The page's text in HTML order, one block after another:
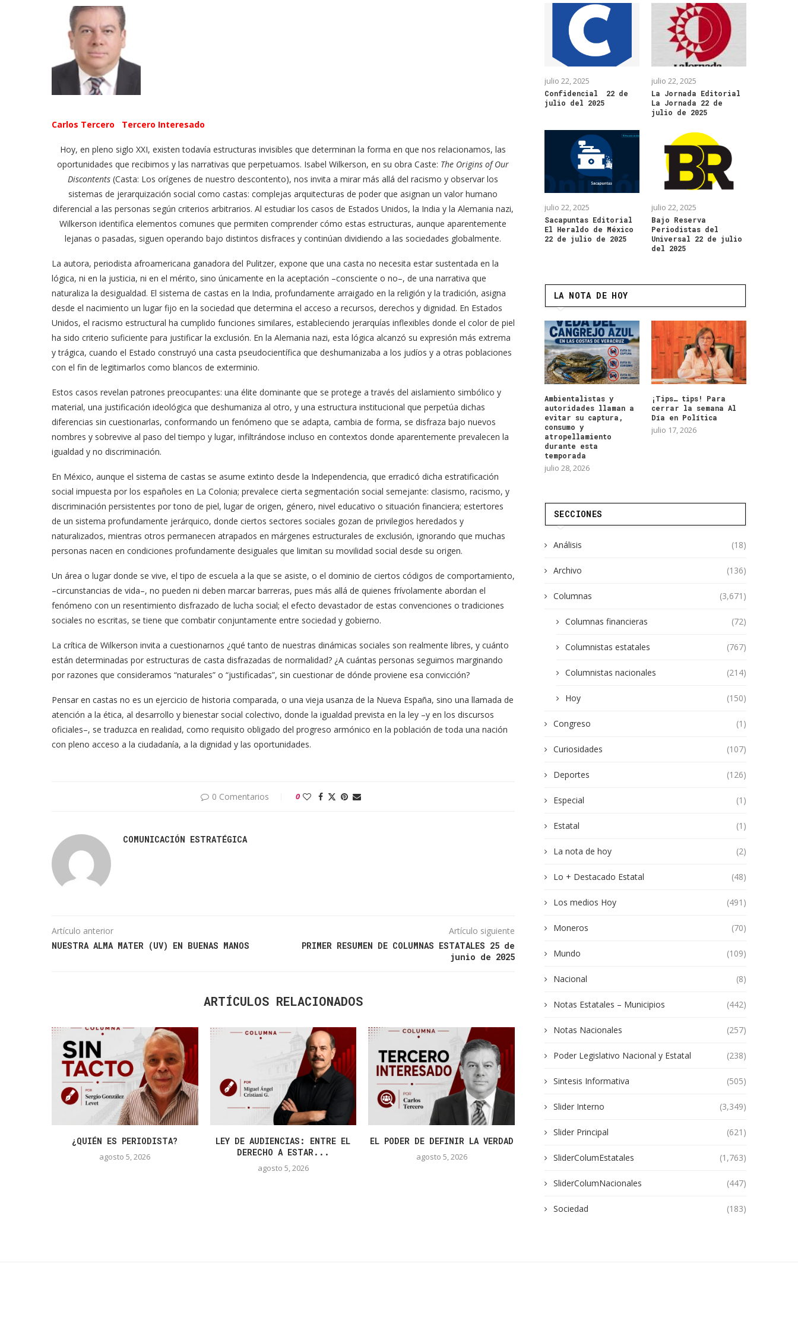
Carlos Tercero Tercero Interesado
Hoy, en pleno siglo XXI, existen todavía estructuras invisibles que determinan la forma en que nos relacionamos, las
oportunidades que recibimos y las narrativas que perpetuamos. Isabel Wilkerson, en su obra Caste: The Origins of Our
Discontents (Casta: Los orígenes de nuestro descontento), nos invita a mirar más allá del racismo y observar los
sistemas de jerarquización social como castas: complejas arquitecturas de poder que asignan un valor humano
diferencial a las personas según criterios arbitrarios. Al estudiar los casos de Estados Unidos, la India y la Alemania nazi,
Wilkerson identifica elementos comunes que permiten comprender cómo estas estructuras, aunque aparentemente
lejanas o pasadas, siguen operando bajo distintos disfraces y continúan dividiendo a las sociedades globalmente.
La autora, periodista afroamericana ganadora del Pulitzer, expone que una casta no necesita estar sustentada en la
lógica, ni en la justicia, ni en el mérito, sino únicamente en la aceptación –consciente o no–, de una narrativa que
naturaliza la desigualdad. El sistema de castas en la India, profundamente arraigado en la religión y la tradición, asigna
desde el nacimiento un lugar fijo en la sociedad que determina el acceso a recursos, derechos y dignidad. En Estados
Unidos, el racismo estructural ha cumplido funciones similares, estableciendo jerarquías inflexibles donde el color de piel
ha sido criterio suficiente para justificar la exclusión. En la Alemania nazi, esta lógica alcanzó su expresión más extrema
y trágica, cuando el Estado construyó una casta pseudocientífica que deshumanizaba a los judíos y a otras poblaciones
con el fin de legitimarlos como blancos de exterminio.
Estos casos revelan patrones preocupantes: una élite dominante que se protege a través del aislamiento simbólico y
material, una justificación ideológica que deshumaniza al otro, y una estructura institucional que perpetúa dichas
diferencias sin cuestionarlas, conformando un fenómeno que se adapta, cambia de forma, se disfraza bajo nuevos
nombres y sobrevive al paso del tiempo y lugar, infiltrándose incluso en contextos donde aparentemente prevalecen la
igualdad y no discriminación.
En México, aunque el sistema de castas se asume extinto desde la Independencia, que erradicó dicha estratificación
social impuesta por los españoles en La Colonia; prevalece cierta segmentación social semejante: clasismo, racismo, y
discriminación persistentes por tono de piel, lugar de origen, género, nivel educativo o situación financiera; estertores
de un sistema profundamente jerárquico, donde ciertos sectores sociales gozan de privilegios heredados y
naturalizados, mientras otros permanecen atrapados en márgenes estructurales de exclusión, ignorando que muchas
personas nacen en condiciones profundamente desiguales que limitan su movilidad social desde su origen.
Un área o lugar donde se vive, el tipo de escuela a la que se asiste, o el dominio de ciertos códigos de comportamiento,
–circunstancias de vida–, no pueden ni deben marcar barreras, pues más allá de quienes frívolamente abordan el
fenómeno con un resentimiento disfrazado de lucha social; el efecto devastador de estas convenciones o tradiciones
sociales no escritas, se tiene que combatir conjuntamente entre sociedad y gobierno.
La crítica de Wilkerson invita a cuestionarnos ¿qué tanto de nuestras dinámicas sociales son realmente libres, y cuánto
están determinadas por estructuras de casta disfrazadas de normalidad? ¿A cuántas personas seguimos marginando
por razones que consideramos “naturales” o “justificadas”, sin cuestionar de dónde proviene esa convicción?
Pensar en castas no es un ejercicio de historia comparada, o una vieja usanza de la Nueva España, sino una llamada de
atención a la ética, al desarrollo y bienestar social colectivo, donde la igualdad prevista en la ley –y en los discursos
oficiales–, se traduzca en realidad, como requisito obligado del progreso armónico en la población de toda una nación
con pleno acceso a la ciudadanía, a la dignidad y las oportunidades.
0 Comentarios 0
COMUNICACIÓN ESTRATÉGICA
Artículo anterior
NUESTRA ALMA MATER (UV) EN BUENAS MANOS
Artículo siguiente
PRIMER RESUMEN DE COLUMNAS ESTATALES 25 de
junio de 2025
ARTÍCULOS RELACIONADOS
¿QUIÉN ES PERIODISTA?
agosto 5, 2026
LEY DE AUDIENCIAS: ENTRE EL
DERECHO A ESTAR...
agosto 5, 2026
EL PODER DE DEFINIR LA VERDAD
agosto 5, 2026
julio 22, 2025
Confidencial 22 de
julio del 2025
julio 22, 2025
La Jornada Editorial
La Jornada 22 de
julio de 2025
julio 22, 2025
Sacapuntas Editorial
El Heraldo de México
22 de julio de 2025
julio 22, 2025
Bajo Reserva
Periodistas del
Universal 22 de julio
del 2025
LA NOTA DE HOY
Ambientalistas y
autoridades llaman a
evitar su captura,
consumo y
atropellamiento
durante esta
temporada
julio 28, 2026
¡Tips… tips! Para
cerrar la semana Al
Día en Política
julio 17, 2026
SECCIONES
Análisis (18)
Archivo (136)
Columnas (3,671)
Columnas financieras (72)
Columnistas estatales (767)
Columnistas nacionales (214)
Hoy (150)
Congreso (1)
Curiosidades (107)
Deportes (126)
Especial (1)
Estatal (1)
La nota de hoy (2)
Lo + Destacado Estatal (48)
Los medios Hoy (491)
Moneros (70)
Mundo (109)
Nacional (8)
Notas Estatales – Municipios (442)
Notas Nacionales (257)
Poder Legislativo Nacional y Estatal (238)
Sintesis Informativa (505)
Slider Interno (3,349)
Slider Principal (621)
SliderColumEstatales (1,763)
SliderColumNacionales (447)
Sociedad (183)